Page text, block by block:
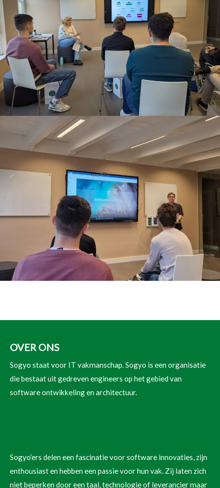
OVER ONS
Sogyo staat voor IT vakmanschap. Sogyo is een organisatie
die bestaat uit gedreven engineers op het gebied van
software ontwikkeling en architectuur.
Sogyo’ers delen een fascinatie voor software innovaties, zijn
enthousiast en hebben een passie voor hun vak. Zij laten zich
niet beperken door een taal, technologie of leverancier maar